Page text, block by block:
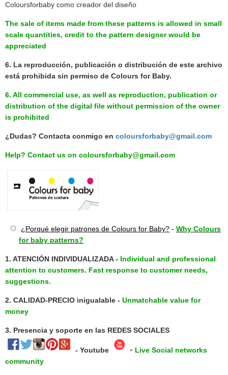
Coloursforbaby como creador del diseño
The sale of items made from these patterns is allowed in small
scale quantities, credit to the pattern designer would be
appreciated
6. La reproducción, publicación o distribución de este archivo
está prohibida sin permiso de Colours for Baby.
6. All commercial use, as well as reproduction, publication or
distribution of the digital file without permission of the owner
is prohibited
¿Dudas? Contacta conmigo en coloursforbaby@gmail.com
Help? Contact us on coloursforbaby@gmail.com
¿Porqué elegir patrones de Colours for Baby? - Why Colours
for baby patterns?
1. ATENCIÓN INDIVIDUALIZADA - Individual and professional
attention to customers. Fast response to customer needs,
suggestions.
2. CALIDAD-PRECIO inigualable - Unmatchable value for
money
3. Presencia y soporte en las REDES SOCIALES
- Youtube - Live Social networks
community